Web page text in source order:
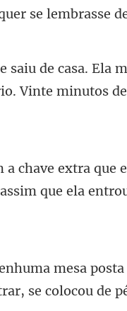
asa. Ela